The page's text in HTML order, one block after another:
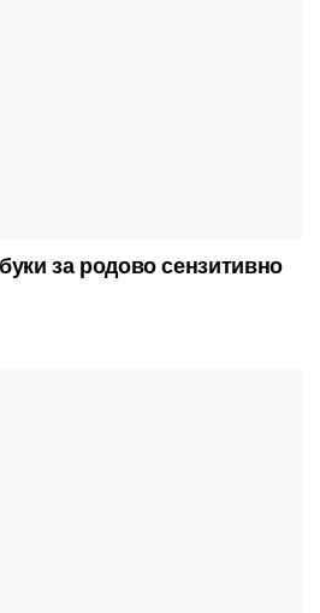
за родово сензитивно